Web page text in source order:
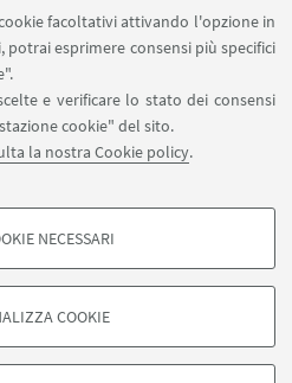
facoltativi attivando l'opzione in
potrai esprimere consensi più specifici
e verificare lo stato dei consensi
cookie" del sito.
la nostra Cookie policy.
FACOLTATIVI
loro comportamento sul sito, per analisi
NECESSARI
COOKIE
UNIBO SU:
APP:
STUDIORUM - Università di
Bologna - PI: 01131710376 - CF:
sul sito e accessibilità